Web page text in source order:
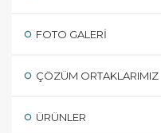
FOTO GALERI
ÇÖZÜM ORTAKLARIMIZ
ÜRÜNLER